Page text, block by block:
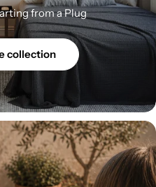
from a Plug
collection